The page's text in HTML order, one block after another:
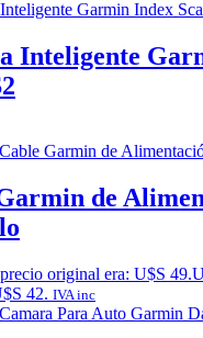
Inteligente
de
original era: U$S 49.
42. IVA inc